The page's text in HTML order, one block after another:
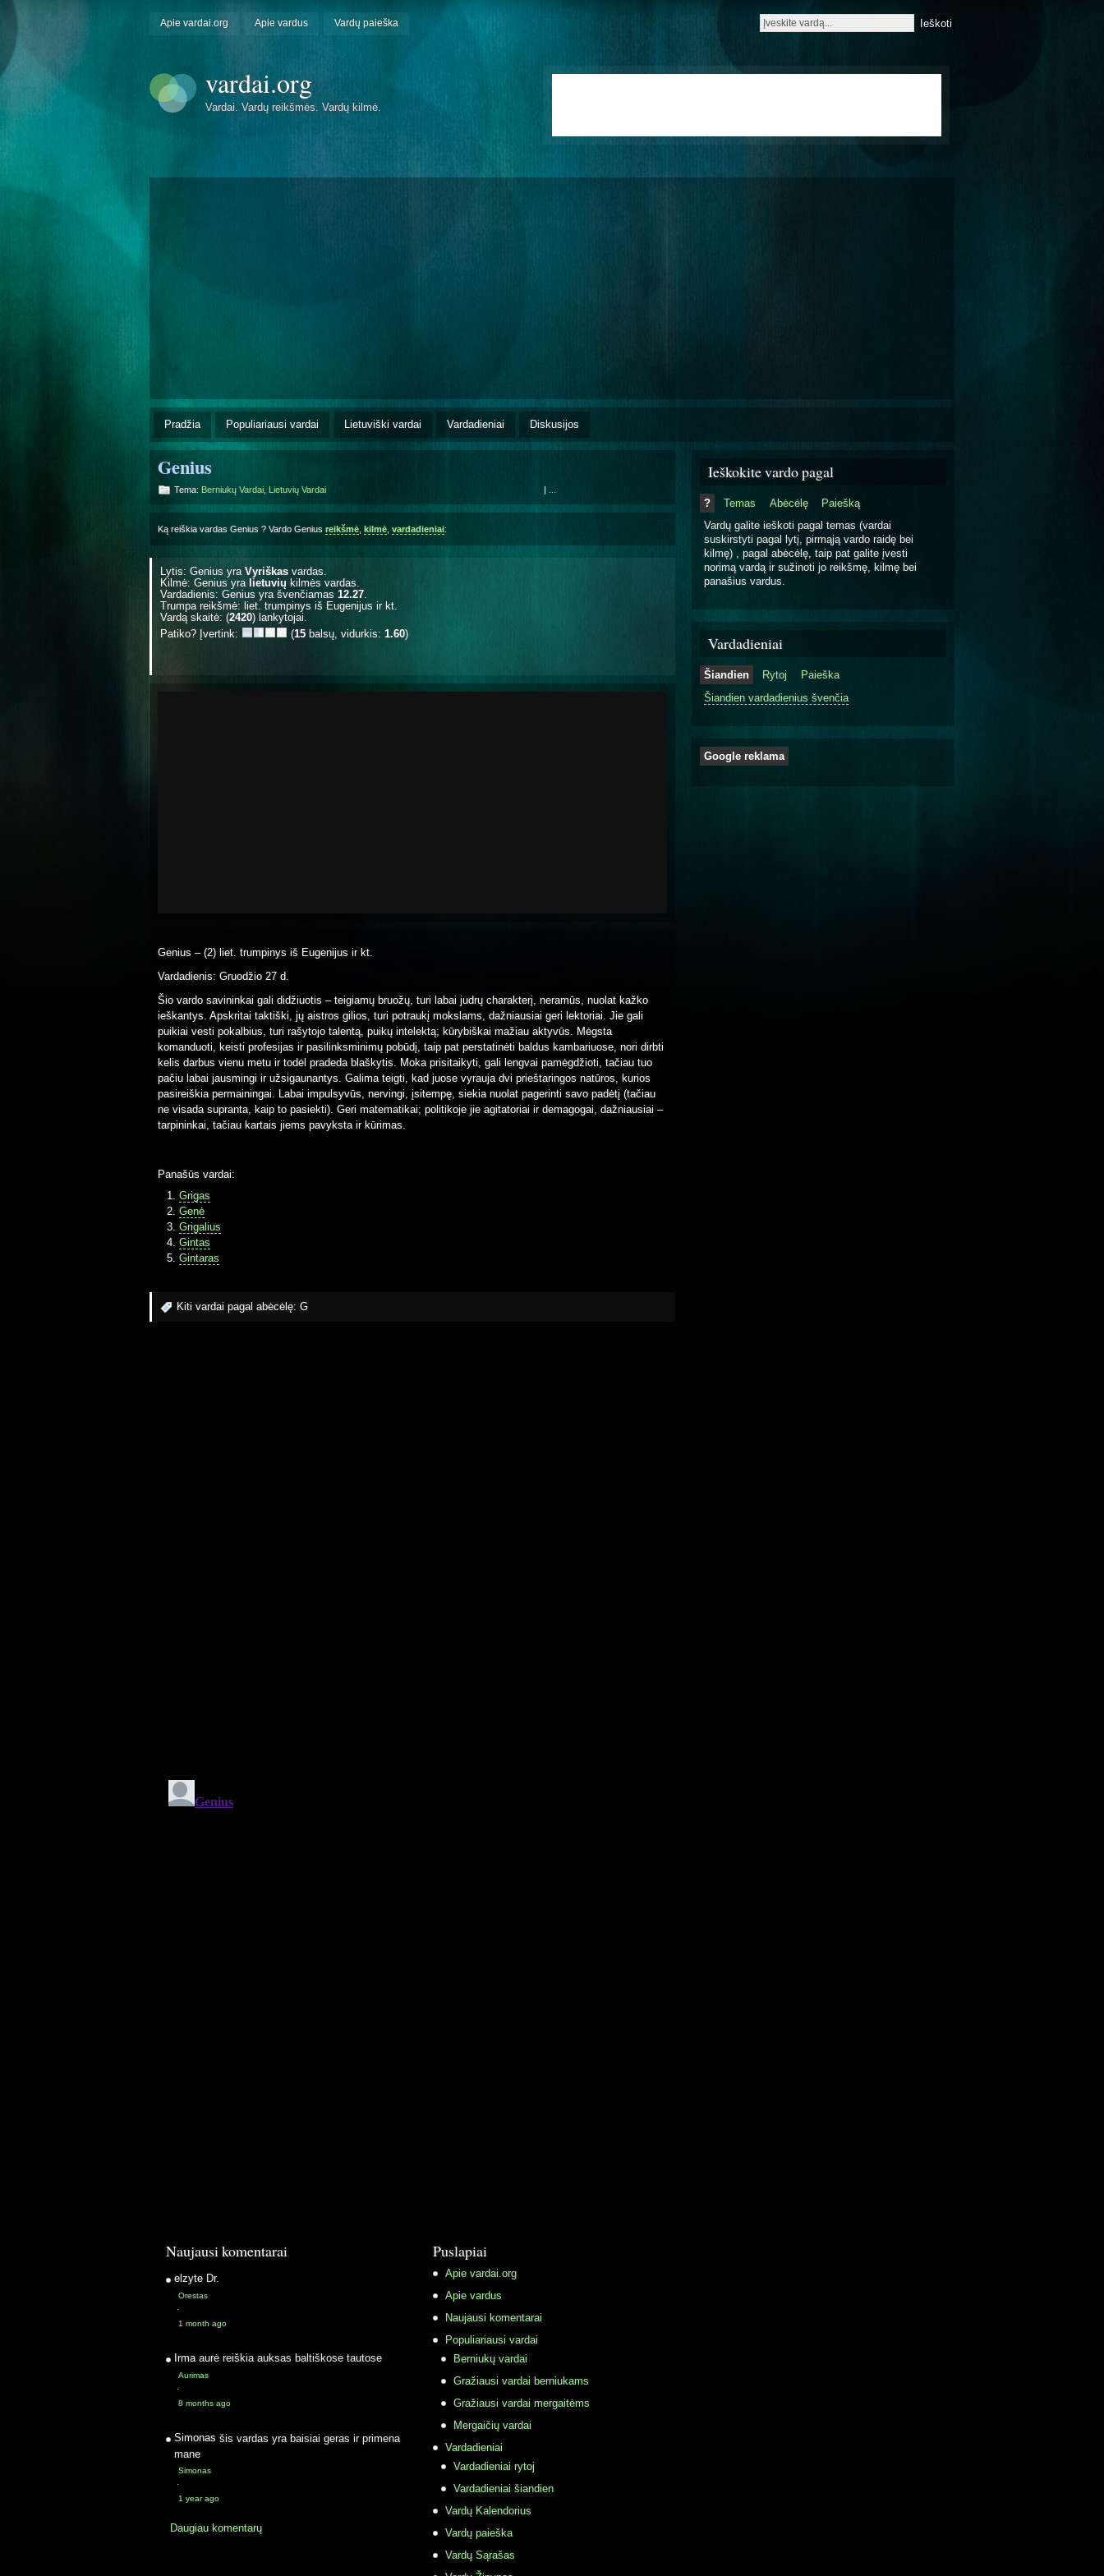
Apie vardai.org Apie vardus Vardų paieška
vardai.org
Vardai. Vardų reikšmės. Vardų kilmė.
Pradžia Populiariausi vardai Lietuviški vardai Vardadieniai Diskusijos
Genius
Tema: Berniukų Vardai Lietuvių Vardai |
Ką reiškia vardas Genius ? Vardo Genius reikšmė kilmė vardadieniai:
Lytis: Genius yra Vyriškas vardas.
Kilmė: Genius yra lietuvių kilmės vardas.
Vardadienis: Genius yra švenčiamas 12.27
Trumpa reikšmė: liet. trumpinys iš Eugenijus ir kt.
Vardą skaitė: (2420) lankytojai.
Patiko? Įvertink:
(15 balsų, vidurkis: 1.60)
Genius – (2) liet. trumpinys iš Eugenijus ir kt.
Vardadienis: Gruodžio 27 d.
Šio vardo savininkai gali didžiuotis – teigiamų bruožų, turi labai judrų charakterį, neramūs, nuolat kažko
ieškantys. Apskritai taktiški, jų aistros gilios, turi potraukį mokslams, dažniausiai geri lektoriai. Jie gali
puikiai vesti pokalbius, turi rašytojo talentą, puikų intelektą; kūrybiškai mažiau aktyvūs. Mėgsta
komanduoti, keisti profesijas ir pasilinksminimų pobūdį, taip pat perstatinėti baldus kambariuose, nori dirbti
kelis darbus vienu metu ir todėl pradeda blaškytis. Moka prisitaikyti, gali lengvai pamėgdžioti, tačiau tuo
pačiu labai jausmingi ir užsigaunantys. Galima teigti, kad juose vyrauja dvi prieštaringos natūros, kurios
pasireiškia permainingai. Labai impulsyvūs, nervingi, įsitempę, siekia nuolat pagerinti savo padėtį (tačiau
ne visada supranta, kaip to pasiekti). Geri matematikai; politikoje jie agitatoriai ir demagogai, dažniausiai –
tarpininkai, tačiau kartais jiems pavyksta ir kūrimas.
Panašūs vardai:
Grigas
Genė
Grigalius
Gintas
Gintaras
Kiti vardai pagal abėcėlę: G
Ieškokite vardo pagal
? Temas Abėcėlę
Paiešką
Vardų galite ieškoti pagal temas (vardai
suskirstyti pagal lytį, pirmąją vardo raidę bei
kilmę) , pagal abėcėlę, taip pat galite įvesti
norimą vardą ir sužinoti jo reikšmę, kilmę bei
panašius vardus.
Vardadieniai
Šiandien Rytoj
Paieška
Šiandien vardadienius švenčia
Google reklama
Naujausi komentarai
elzyte Dr.
Orestas
·
1 month ago
Irma aurė reiškia auksas baltiškose tautose
Aurimas
·
8 months ago
Simonas šis vardas yra baisiai geras ir primena
mane
Simonas
·
1 year ago
Daugiau komentarų
Puslapiai
Apie vardai.org
Apie vardus
Naujausi komentarai
Populiariausi vardai
Berniukų vardai
Gražiausi vardai berniukams
Gražiausi vardai mergaitėms
Mergaičių vardai
Vardadieniai
Vardadieniai rytoj
Vardadieniai šiandien
Vardų Kalendorius
Vardų paieška
Vardų Sąrašas